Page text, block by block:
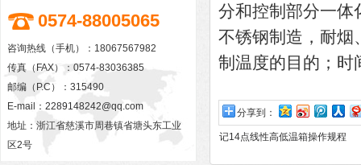
0574-88005065
咨询热线（手机）：18067567982
传真（FAX）：0574-83036385
邮编（P.C）：315490
E-mail： 2289148242@qq.com
地址：浙江省慈溪市周巷镇省塘头东工业
区2号
分和控制部分一体
不锈钢制造，耐烟
制温度的目的；时
分享到：
记14点线性高低温箱操作规程